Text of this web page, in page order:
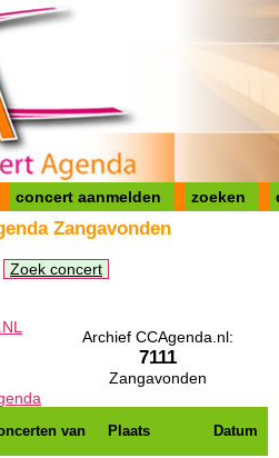
concert aanmelden zoeken
Zangavonden
Zoek concert
Archief CCAgenda.nl:
7111
Zangavonden
van Plaats Datum